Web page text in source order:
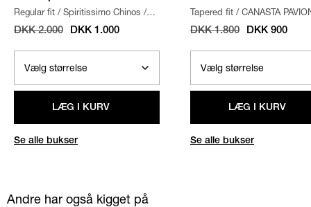
Regular fit / Spiritissimo Chinos /
KIT
DKK 2.000 DKK 1.000
LÆG I KURV
Se alle bukser
Tapered fit / CANASTA
BUKSER / OFF WHITE
DKK 1.800 DKK 900
LÆG I KURV
Se alle bukser
Andre har også kigget på